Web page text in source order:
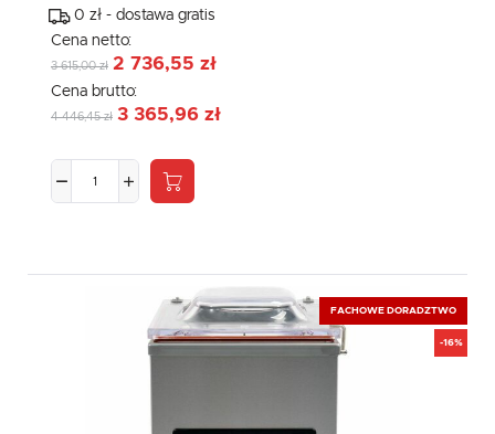
0 zł - dostawa gratis
Cena netto:
3 615,00 zł 2 736,55 zł
Cena brutto:
4 446,45 zł 3 365,96 zł
FACHOWE DORADZTWO
-16%